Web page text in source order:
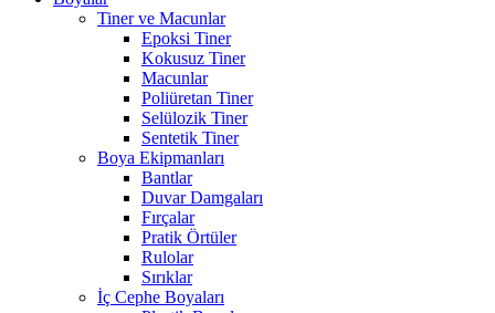
Tiner ve Macunlar
Epoksi Tiner
Kokusuz Tiner
Macunlar
Poliüretan Tiner
Selülozik Tiner
Sentetik Tiner
Boya Ekipmanları
Bantlar
Duvar Damgaları
Fırçalar
Pratik Örtüler
Rulolar
Sırıklar
İç Cephe Boyaları